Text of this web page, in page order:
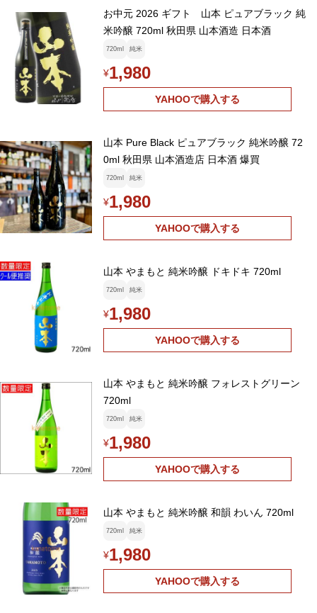
お中元 2026 ギフト 山本 ピュアブラック 純
米吟醸 720ml 秋田県 山本酒造 日本酒
720ml 純米
¥1,980
YAHOOで購入する
山本 Pure Black ピュアブラック 純米吟醸 72
0ml 秋田県 山本酒造店 日本酒 爆買
720ml 純米
¥1,980
YAHOOで購入する
山本 やまもと 純米吟醸 ドキドキ 720ml
720ml 純米
¥1,980
YAHOOで購入する
山本 やまもと 純米吟醸 フォレストグリーン
720ml
720ml 純米
¥1,980
YAHOOで購入する
山本 やまもと 純米吟醸 和韻 わいん 720ml
720ml 純米
¥1,980
YAHOOで購入する